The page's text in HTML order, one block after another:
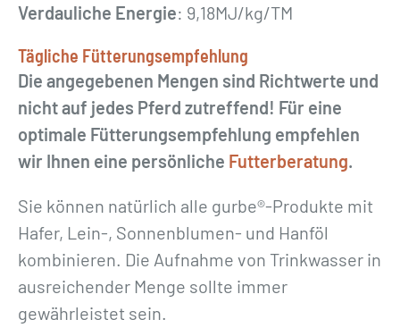
Verdauliche Energie: 9,18MJ/kg/TM
Tägliche Fütterungsempfehlung
Die angegebenen Mengen sind Richtwerte und
nicht auf jedes Pferd zutreffend! Für eine
optimale Fütterungsempfehlung empfehlen
wir Ihnen eine persönliche Futterberatung.
Sie können natürlich alle gurbe®-Produkte mit
Hafer, Lein-, Sonnenblumen- und Hanföl
kombinieren. Die Aufnahme von Trinkwasser in
ausreichender Menge sollte immer
gewährleistet sein.